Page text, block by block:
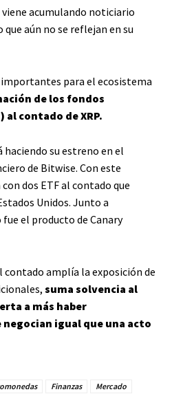
viene acumulando noticiario
aún no se reflejan en su
importantes para el ecosistema
de los fondos
al contado de XRP.
haciendo su estreno en el
de Bitwise. Con este
dos ETF al contado que
Unidos. Junto a
el producto de Canary
contado amplía la exposición de
suma solvencia al
a más haber
igual que una acto
Finanzas
Mercado